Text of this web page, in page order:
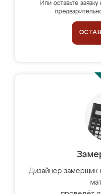
Или оставьте
Дизайнер-замерщик